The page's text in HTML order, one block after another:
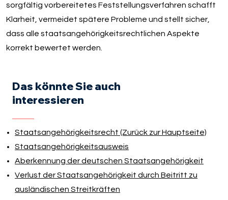
sorgfältig vorbereitetes Feststellungsverfahren schafft
Klarheit, vermeidet spätere Probleme und stellt sicher,
dass alle staatsangehörigkeitsrechtlichen Aspekte
korrekt bewertet werden.
Das könnte Sie auch
interessieren
Staatsangehörigkeitsrecht (Zurück zur Hauptseite)
Staatsangehörigkeitsausweis
Aberkennung der deutschen Staatsangehörigkeit
Verlust der Staatsangehörigkeit durch Beitritt zu
ausländischen Streitkräften